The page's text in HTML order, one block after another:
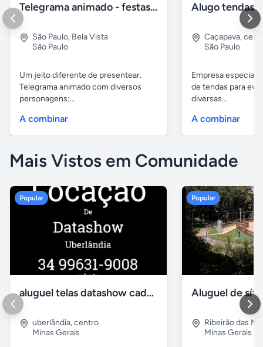
Telegrama animado - festas - presentes e eventos
São Paulo, Bela Vista
São Paulo
Um jeito diferente de presentear.
Telegrama animado com diversos
personagens:...
A combinar
Caçapava,
São Paulo
Empresa
de tendas para
diversas...
A combinar
Mais Vistos em Comunidade
Popular
aluguel telas datashow cadeiras uberlândia
uberlândia,centro
Minas Gerais
Popular
Ribeirão das
Minas Gerais